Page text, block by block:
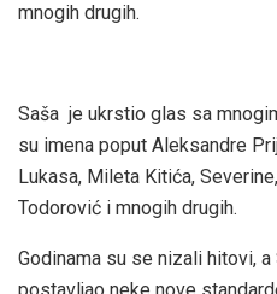
mnogih drugih.
Saša je ukrstio glas sa
su imena poput Aleksandre
Lukasa, Mileta Kitića,
Todorović i mnogih drugih.
Godinama su se nizali hitovi,